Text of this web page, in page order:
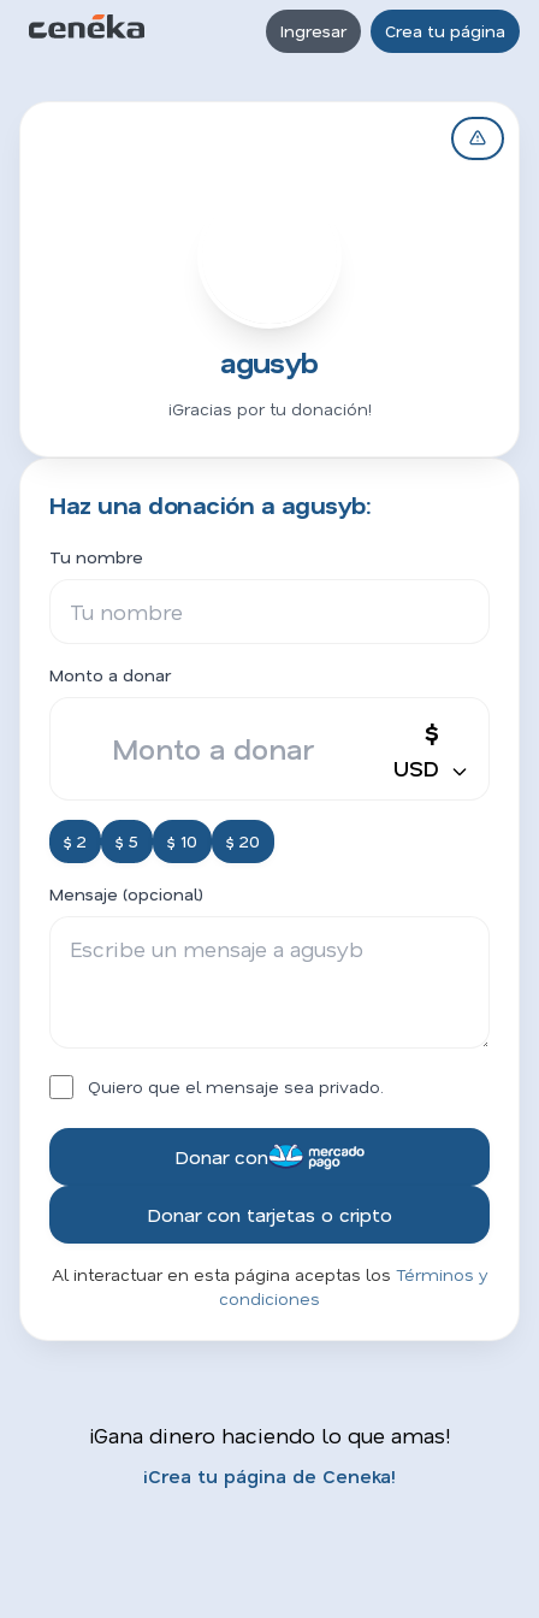
Ingresar Crea tu página
agusyb
¡Gracias por tu donación!
Haz una donación a agusyb:
Tu nombre
Monto a donar
$
USD
$ 2 $ 5 $ 10 $ 20
Mensaje (opcional)
Quiero que el mensaje sea privado.
Donar con
Donar con tarjetas o cripto
Al interactuar en esta página aceptas los Términos y
condiciones
¡Gana dinero haciendo lo que amas!
¡Crea tu página de Ceneka!